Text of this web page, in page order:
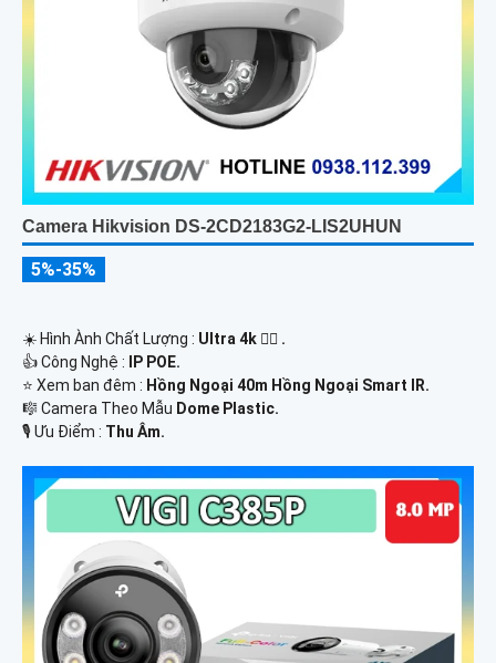
Camera Hikvision DS-2CD2183G2-LIS2UHUN
5%-35%
☀️ Hình Ành Chất Lượng : Ultra 4k 👍🏾 .
👍 Công Nghệ :
IP POE.
⭐ Xem ban đêm : Hồng Ngoại 40m Hồng Ngoại Smart IR.
🎼️ Camera Theo Mẫu Dome Plastic.
️🎙 Ưu Điểm : Thu Âm.